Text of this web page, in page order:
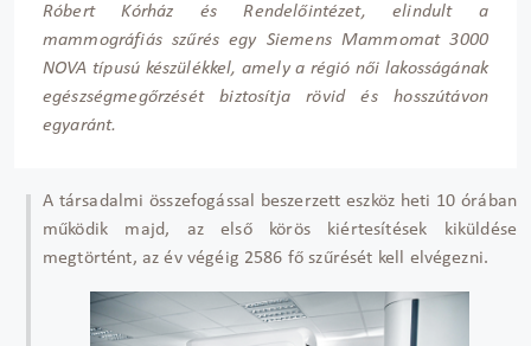
Róbert Kórház és Rendelőintézet, elindult a
mammográfiás szűrés egy Siemens Mammomat 3000
NOVA típusú készülékkel, amely a régió női lakosságának
egészségmegőrzését biztosítja rövid és hosszútávon
egyaránt.
A társadalmi összefogással beszerzett eszköz heti 10 órában
működik majd, az első körös kiértesítések kiküldése
megtörtént, az év végéig 2586 fő szűrését kell elvégezni.